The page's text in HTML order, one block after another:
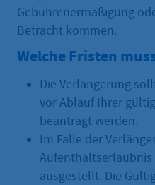
Gebührenermäßigung
Betracht kommen.
Welche Fristen
Die Verlängerung
vor Ablauf Ihrer
beantragt werden.
Im Falle der
ausgestellt. Die